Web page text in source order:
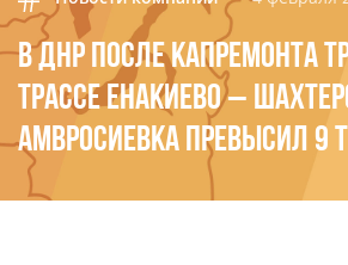
В ДНР ПОСЛЕ КАПРЕМОНТА
ТРАССЕ ЕНАКИЕВО –
АМВРОСИЕВКА ПРЕВЫСИЛ 9